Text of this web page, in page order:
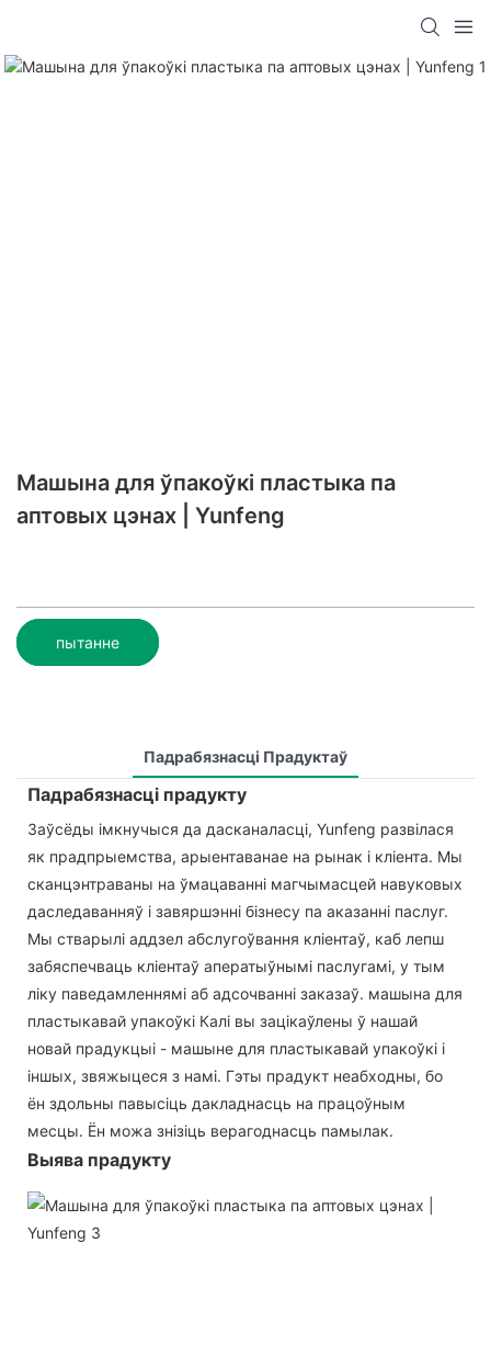
Машына для ўпакоўкі пластыка па
аптовых цэнах | Yunfeng
пытанне
Падрабязнасці Прадуктаў
Падрабязнасці прадукту
Заўсёды імкнучыся да дасканаласці, Yunfeng развілася
як прадпрыемства, арыентаванае на рынак і кліента. Мы
сканцэнтраваны на ўмацаванні магчымасцей навуковых
даследаванняў і завяршэнні бізнесу па аказанні паслуг.
Мы стварылі аддзел абслугоўвання кліентаў, каб лепш
забяспечваць кліентаў аператыўнымі паслугамі, у тым
ліку паведамленнямі аб адсочванні заказаў. машына для
пластыкавай упакоўкі Калі вы зацікаўлены ў нашай
новай прадукцыі - машыне для пластыкавай упакоўкі і
іншых, звяжыцеся з намі. Гэты прадукт неабходны, бо
ён здольны павысіць дакладнасць на працоўным
месцы. Ён можа знізіць верагоднасць памылак.
Выява прадукту